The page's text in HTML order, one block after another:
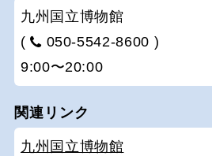
九州国立博物館
(
050-5542-8600 )
9:00〜20:00
関連リンク
九州国立博物館